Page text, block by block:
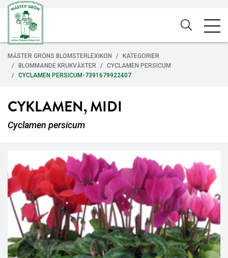
MÄSTER GRÖNS BLOMSTERLEXIKON
KATEGORIER
BLOMMANDE KRUKVÄXTER
CYCLAMEN PERSICUM
CYCLAMEN PERSICUM-7391679922407
CYKLAMEN, MIDI
Cyclamen persicum